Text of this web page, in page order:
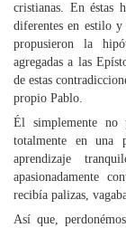
cristianas. En éstas
diferentes en estilo
propusieron la
agregadas a las
de estas
propio Pablo.
Él simplemente no
totalmente en una
aprendizaje
apasionadamente
recibía palizas,
Así que,